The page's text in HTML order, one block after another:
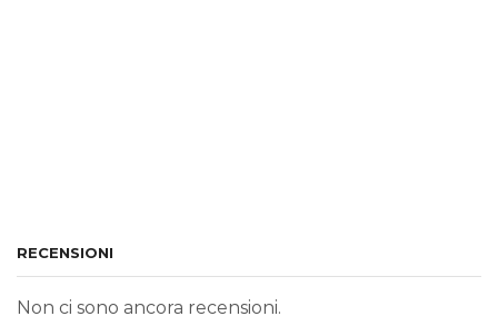
RECENSIONI
Non ci sono ancora recensioni.